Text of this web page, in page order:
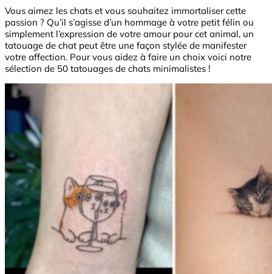
Vous aimez les chats et vous souhaitez immortaliser cette
passion ? Qu’il s’agisse d’un hommage à votre petit félin ou
simplement l’expression de votre amour pour cet animal, un
tatouage de chat peut être une façon stylée de manifester
votre affection. Pour vous aidez à faire un choix voici notre
sélection de 50 tatouages de chats minimalistes !